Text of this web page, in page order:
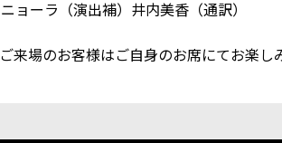
ョーラ（演出補）井内美香（通訳）
来場のお客様はご自身のお席にてお楽し